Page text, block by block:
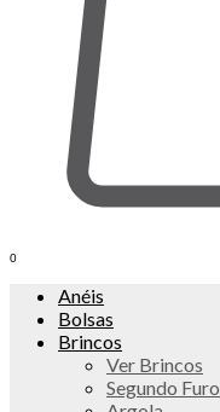
0
Anéis
Bolsas
Brincos
Ver Brincos
Segundo Furo